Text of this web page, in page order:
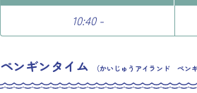
10:40 -
ペンギンタイム （かいじゅうアイランド ペン